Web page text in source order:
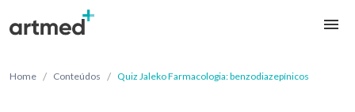
Home / Conteúdos / Quiz Jaleko Farmacologia: benzodiazepínicos